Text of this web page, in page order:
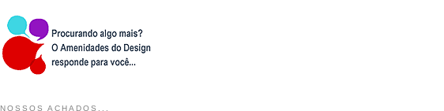
NOSSOS ACHADOS...